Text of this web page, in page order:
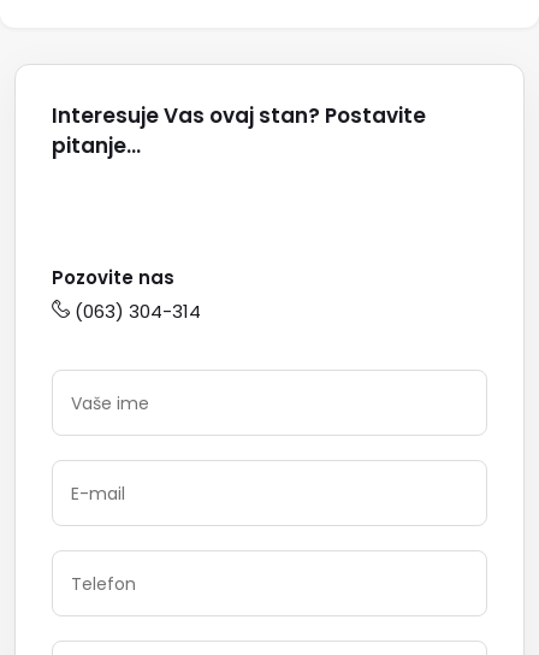
Interesuje Vas ovaj stan? Postavite
pitanje...
Pozovite nas
(063) 304-314